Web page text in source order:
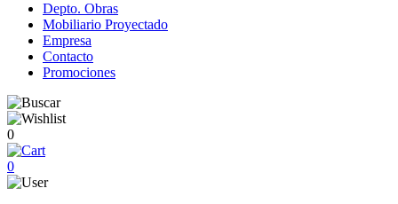
Depto. Obras
Mobiliario Proyectado
Empresa
Contacto
Promociones
0
0